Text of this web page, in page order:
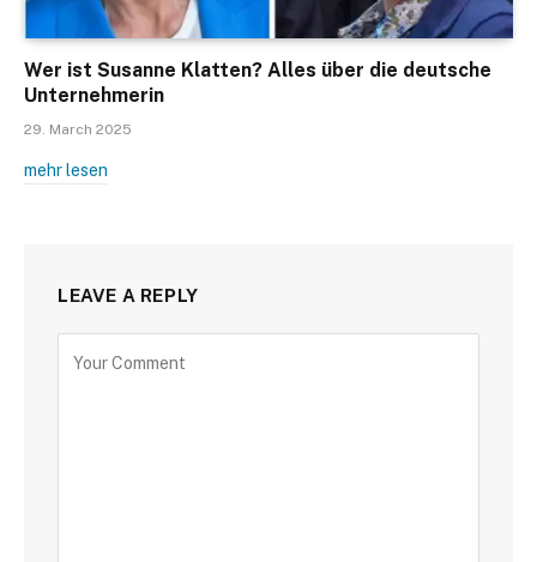
Wer ist Susanne Klatten? Alles über die deutsche
Unternehmerin
29. March 2025
mehr lesen
LEAVE A REPLY